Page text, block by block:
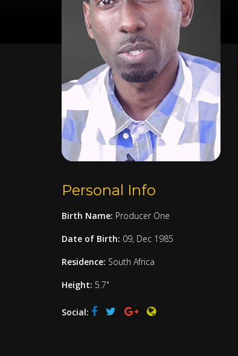
Personal Info
Birth Name: Producer One
Date of Birth: 09, Dec 1985
Residence: South Africa
Height: 5.7"
Social: